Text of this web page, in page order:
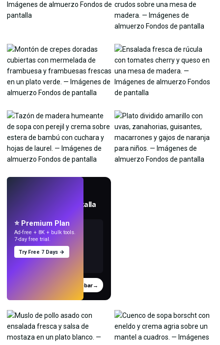
Crea fondos de pantalla
Probar→
⭐ Premium Plan
Ad-free + 8K + bulk tools.
7-day free trial.
Try Free 7 Days →